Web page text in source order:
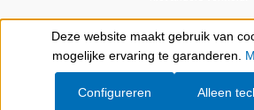
Show toolbar
Deze website maakt gebruik van
mogelijke ervaring te garanderen.
Alleen
Configureren